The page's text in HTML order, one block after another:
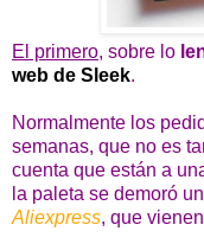
El primero, sobre lo
web de Sleek.
Normalmente los
semanas, que no es
cuenta que están a
la paleta se demoró
Aliexpress, que